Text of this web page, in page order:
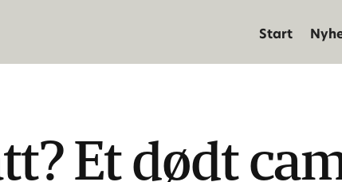
Start
Et dødt